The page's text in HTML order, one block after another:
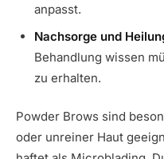
anpasst.
Nachsorge und
Behandlung wissen
zu erhalten.
Powder Brows sind
oder unreiner Haut